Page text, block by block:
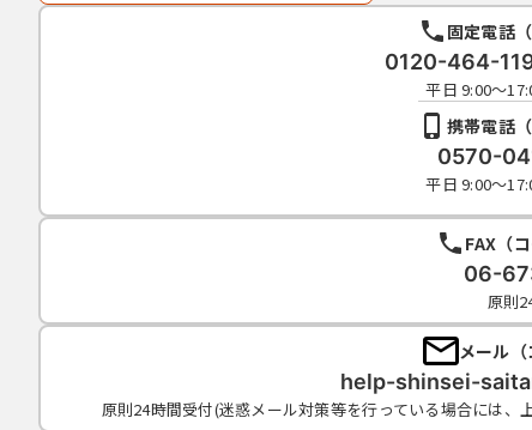
固定電話
0120-464-
平日 9:00～
携帯電話
0570-
平日 9:00～
FAX（
06-
原則
メール（
help-shinsei-
原則24時間受付(迷惑メール対策等を行っている場合には